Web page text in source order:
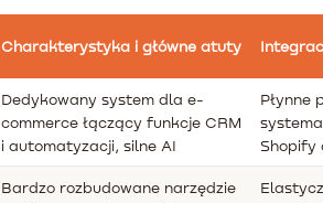
Charakterystyka i główne atuty
Dedykowany system dla e-
commerce łączący funkcje CRM
i automatyzacji, silne AI
Płynne
Shopify
Bardzo rozbudowane narzędzie